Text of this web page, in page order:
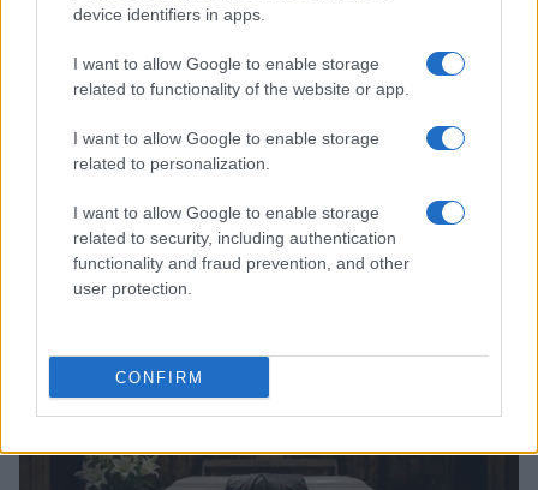
device identifiers in apps.
I want to allow Google to enable storage
related to functionality of the website or app.
I want to allow Google to enable storage
related to personalization.
I want to allow Google to enable storage
related to security, including authentication
functionality and fraud prevention, and other
user protection.
CONFIRM
Arrestati cinque agenti della polizia locale di Milano: le
accuse e i dettagli
Alessandro Tassinari · 7 Ago 2026